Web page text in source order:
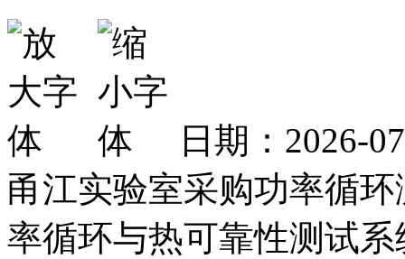
日期：2026-
甬江实验室采购功率循
率循环与热可靠性测试